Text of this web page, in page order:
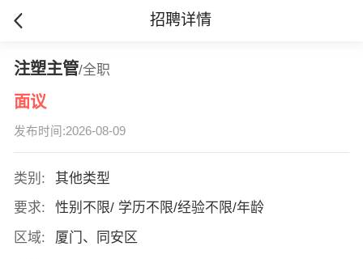
招聘详情
注塑主管/全职
面议
发布时间:2026-08-09
类别:
其他类型
要求:
性别不限/ 学历不限/经验不限/年龄
区域:
厦门、同安区